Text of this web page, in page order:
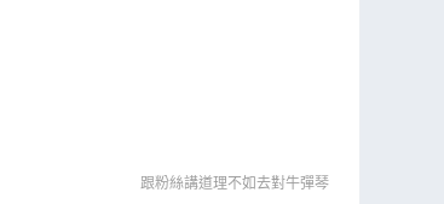
跟粉絲講道理不如去對牛彈琴